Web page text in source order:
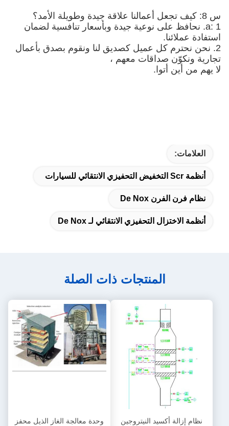
س 8: كيف تجعل أعمالنا علاقة جيدة وطويلة الأمد؟
a: 1. نحافظ على نوعية جيدة وبأسعار تنافسية لضمان
استفادة عملائنا.
2. نحن نحترم كل عميل كصديق لنا ونقوم بصدق بأعمال
تجارية ونكوّن صداقات معهم ،
لا يهم من أين أتوا.
العلامات:
أنظمة Scr التخفيض التحفيزي الانتقائي للسيارات
نظام فرن الفرن De Nox
أنظمة الاختزال التحفيزي الانتقائي لـ De Nox
المنتجات ذات الصلة
نظام إزالة أكسيد النيتروجين
وحدة معالجة الغاز الذيل محفز